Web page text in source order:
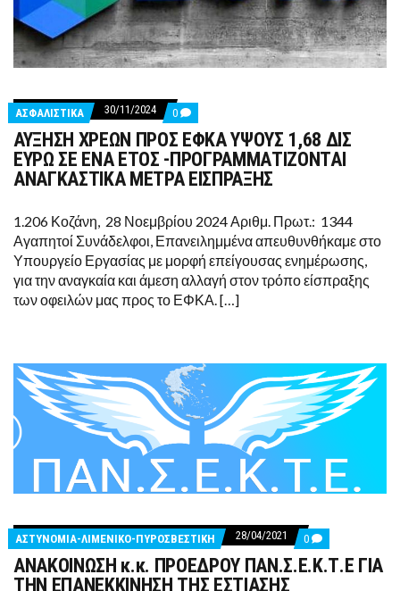
ΑΣΦΑΛΙΣΤΙΚΑ 30/11/2024 0 COMMENTS
ON
ΑΥΞΗΣΗ
ΧΡΕΩΝ
ΠΡΟΣ
ΕΦΚΑ
ΔΙΣ
ΕΥΡΩ
ΣΕ
ΕΝΑ
ΕΤΟΣ
-ΠΡΟΓΡΑΜΜΑΤΙΖΟΝΤΑΙ
ΑΝΑΓΚΑΣΤΙΚΑ
ΑΥΞΗΣΗ ΧΡΕΩΝ ΠΡΟΣ ΕΦΚΑ ΥΨΟΥΣ 1,68 ΔΙΣ
ΕΥΡΩ ΣΕ ΕΝΑ ΕΤΟΣ -ΠΡΟΓΡΑΜΜΑΤΙΖΟΝΤΑΙ
ΑΝΑΓΚΑΣΤΙΚΑ ΜΕΤΡΑ ΕΙΣΠΡΑΞΗΣ
1.206 Κοζάνη, 28 Νοεμβρίου 2024 Αριθμ. Πρωτ.: 1344
Αγαπητοί Συνάδελφοι, Επανειλημμένα απευθυνθήκαμε στο
Υπουργείο Εργασίας με μορφή επείγουσας ενημέρωσης,
για την αναγκαία και άμεση αλλαγή στον τρόπο είσπραξης
των οφειλών μας προς το ΕΦΚΑ. […]
ΑΣΤΥΝΟΜΙΑ-ΛΙΜΕΝΙΚΟ-ΠΥΡΟΣΒΕΣΤΙΚΗ 28/04/2021 0 COMMENTS
ON
ΑΝΑΚΟΙΝΩΣΗ
ΑΝΑΚΟΙΝΩΣΗ κ.κ. ΠΡΟΕΔΡΟΥ ΠΑΝ.Σ.Ε.Κ.Τ.Ε ΓΙΑ
ΤΗΝ ΕΠΑΝΕΚΚΙΝΗΣΗ ΤΗΣ ΕΣΤΙΑΣΗΣ